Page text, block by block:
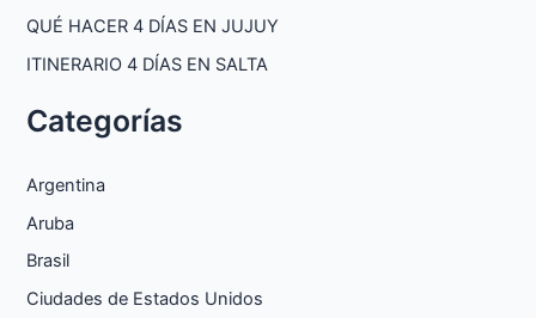
QUÉ HACER 4 DÍAS EN JUJUY
ITINERARIO 4 DÍAS EN SALTA
Categorías
Argentina
Aruba
Brasil
Ciudades de Estados Unidos